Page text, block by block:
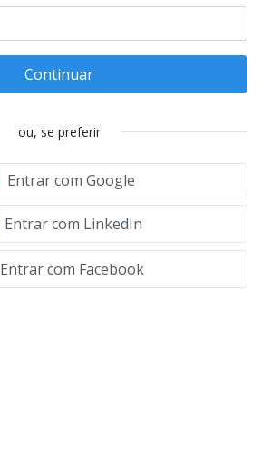
Continuar
ou, se preferir
Entrar com Google
Entrar com LinkedIn
Entrar com Facebook